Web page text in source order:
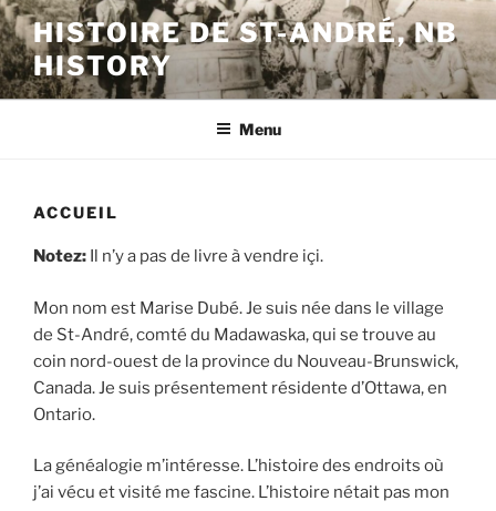
Skip
to
content
HISTOIRE DE ST-ANDRÉ, NB
HISTORY
Menu
ACCUEIL
Notez: Il n’y a pas de livre à vendre içi.
Mon nom est Marise Dubé. Je suis née dans le village
de St-André, comté du Madawaska, qui se trouve au
coin nord-ouest de la province du Nouveau-Brunswick,
Canada. Je suis présentement résidente d’Ottawa, en
Ontario.
La généalogie m’intéresse. L’histoire des endroits où
j’ai vécu et visité me fascine. L’histoire nétait pas mon